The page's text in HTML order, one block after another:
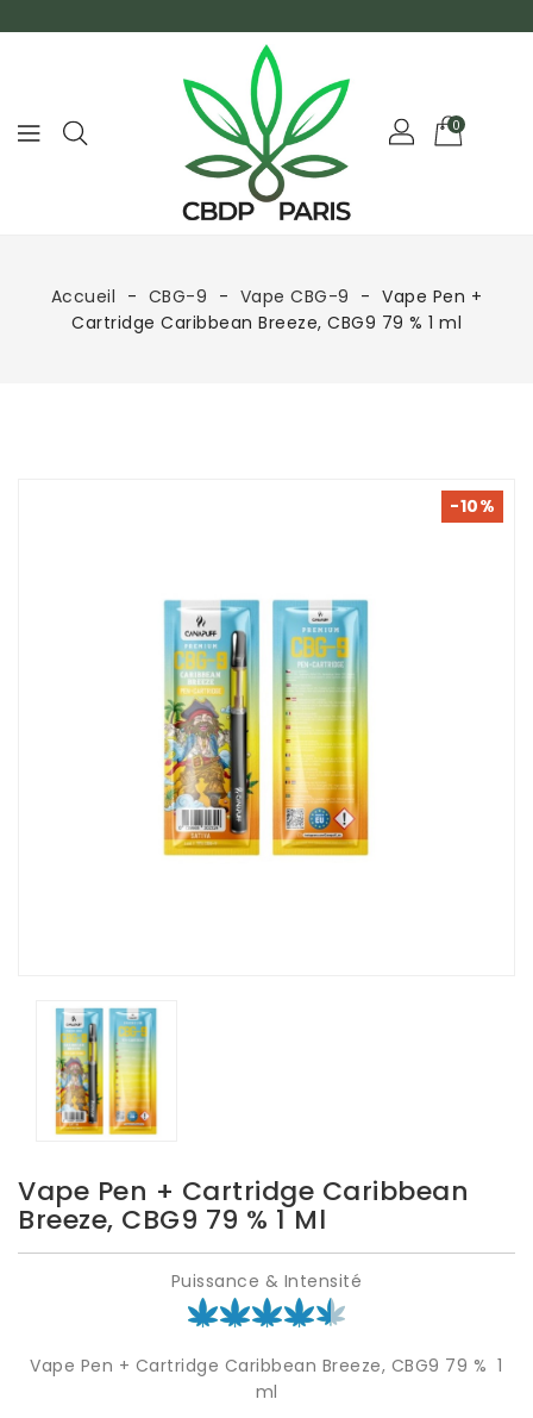
0
Accueil CBG-9 Vape CBG-9
Vape Pen +
Cartridge Caribbean Breeze, CBG9 79 % 1 ml
-10%
Vape Pen + Cartridge Caribbean
Breeze, CBG9 79 % 1 Ml
Puissance & Intensité
Vape Pen + Cartridge Caribbean Breeze, CBG9 79 % 1
ml